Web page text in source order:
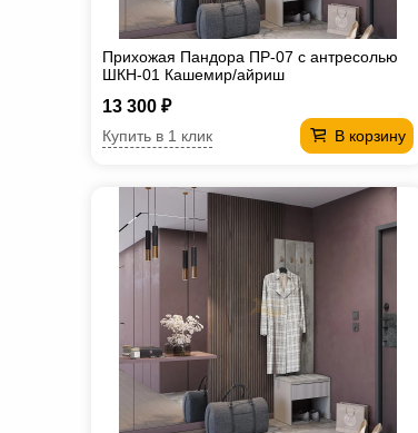
Прихожая Пандора ПР-07 с антресолью
ШКН-01 Кашемир/айриш
13 300 ₽
В корзину
Купить в 1 клик